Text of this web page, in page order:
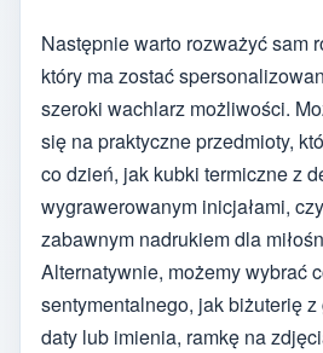
Następnie warto rozważyć sam
który ma zostać
szeroki wachlarz możliwości.
się na praktyczne przedmioty,
co dzień, jak kubki termiczne z
wygrawerowanym inicjałami,
zabawnym nadrukiem dla
Alternatywnie, możemy wybrać
sentymentalnego, jak biżuterię
daty lub imienia, ramkę na